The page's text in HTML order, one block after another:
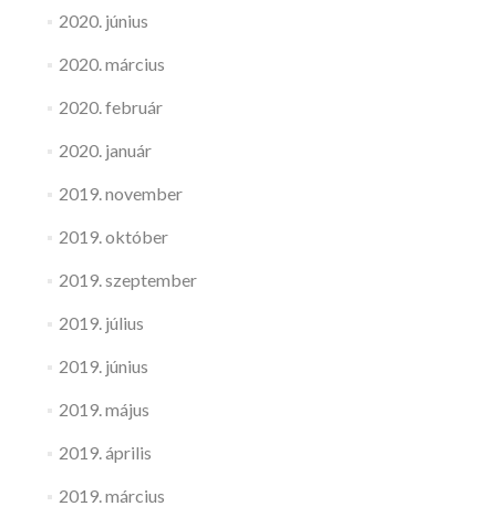
2020. június
2020. március
2020. február
2020. január
2019. november
2019. október
2019. szeptember
2019. július
2019. június
2019. május
2019. április
2019. március